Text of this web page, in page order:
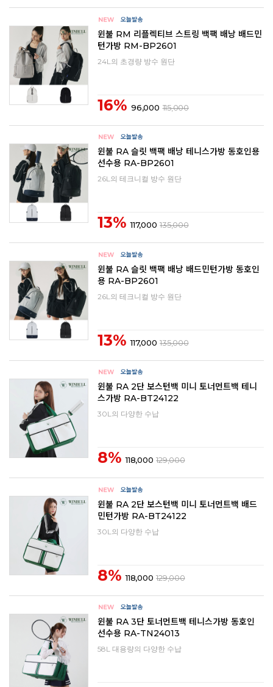
윈불 RM 리플렉티브 스트링 백팩 배낭 배드민
턴가방 RM-BP2601
24L의 초경량 방수 원단
16% 96,000 115,000
윈불 RA 슬릿 백팩 배낭 테니스가방 동호인용
선수용 RA-BP2601
26L의 테크니컬 방수 원단
13% 117,000 135,000
윈불 RA 슬릿 백팩 배낭 배드민턴가방 동호인
용 RA-BP2601
26L의 테크니컬 방수 원단
13% 117,000 135,000
윈불 RA 2단 보스턴백 미니 토너먼트백 테니
스가방 RA-BT24122
30L의 다양한 수납
8% 118,000 129,000
윈불 RA 2단 보스턴백 미니 토너먼트백 배드
민턴가방 RA-BT24122
30L의 다양한 수납
8% 118,000 129,000
윈불 RA 3단 토너먼트백 테니스가방 동호인
선수용 RA-TN24013
58L 대용량의 다양한 수납